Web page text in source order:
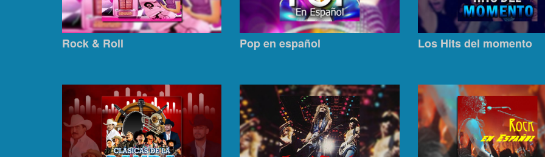
Rock & Roll Pop en español Los Hits del momento